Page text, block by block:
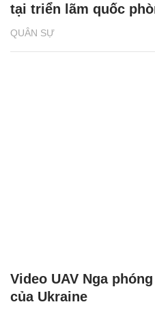
QUÂN SỰ
tại triển lãm quốc
Video UAV Nga
của Ukraine